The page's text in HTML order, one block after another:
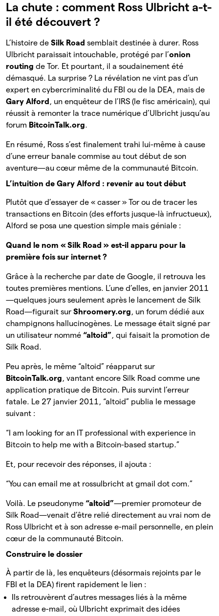
La chute : comment Ross Ulbricht a-t-
il été découvert ?
L’histoire de Silk Road semblait destinée à durer. Ross
Ulbricht paraissait intouchable, protégé par l’onion
routing de Tor. Et pourtant, il a soudainement été
démasqué. La surprise ? La révélation ne vint pas d’un
expert en cybercriminalité du FBI ou de la DEA, mais de
Gary Alford , un enquêteur de l’IRS (le fisc américain), qui
réussit à remonter la trace numérique d’Ulbricht jusqu’au
forum BitcoinTalk.org.
En résumé, Ross s’est finalement trahi lui-même à cause
d’une erreur banale commise au tout début de son
aventure—au cœur même de la communauté Bitcoin.
L’intuition de Gary Alford : revenir au tout début
Plutôt que d’essayer de « casser » Tor ou de tracer les
transactions en Bitcoin (des efforts jusque-là infructueux),
Alford se posa une question simple mais géniale :
Quand le nom « Silk Road » est-il apparu pour la
première fois sur internet ?
Grâce à la recherche par date de Google, il retrouva les
toutes premières mentions. L’une d’elles, en janvier 2011
—quelques jours seulement après le lancement de Silk
Road—figurait sur Shroomery.org, un forum dédié aux
champignons hallucinogènes. Le message était signé par
un utilisateur nommé “altoid”, qui faisait la promotion de
Silk Road.
Peu après, le même “altoid” réapparut sur
BitcoinTalk.org, vantant encore Silk Road comme une
application pratique de Bitcoin. Puis survint l’erreur
fatale. Le 27 janvier 2011, “altoid” publia le message
suivant :
“I am looking for an IT professional with experience in
Bitcoin to help me with a Bitcoin-based startup.”
Et, pour recevoir des réponses, il ajouta :
“You can email me at rossulbricht at gmail dot com.”
Voilà. Le pseudonyme “altoid”—premier promoteur de
Silk Road—venait d’être relié directement au vrai nom de
Ross Ulbricht et à son adresse e-mail personnelle, en plein
cœur de la communauté Bitcoin.
Construire le dossier
À partir de là, les enquêteurs (désormais rejoints par le
FBI et la DEA) firent rapidement le lien :
Ils retrouvèrent d’autres messages liés à la même
adresse e-mail, où Ulbricht exprimait des idées